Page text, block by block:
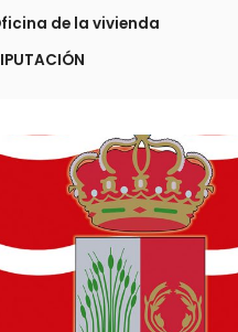
de la vivienda